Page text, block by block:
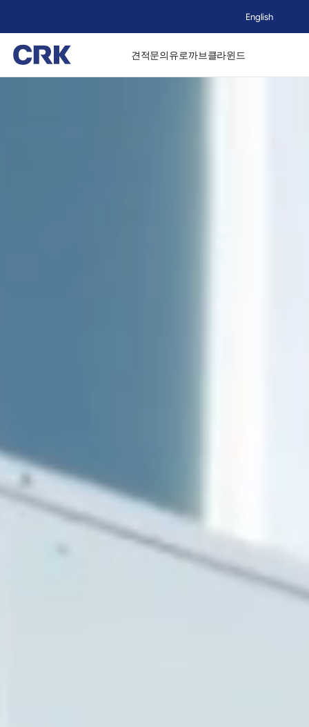
English
견적문의유로까브클라윈드